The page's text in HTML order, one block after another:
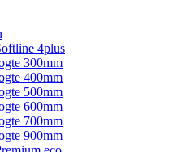
4plus
300mm
400mm
500mm
600mm
700mm
900mm